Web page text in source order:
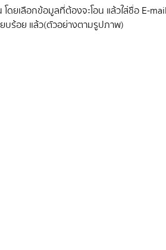
ยเลือกข้อมูลที่ต้องจะโอน แล้วใส่ชื่อ E-
ยบร้อย แล้ว(ตัวอย่างตามรูปภาพ)